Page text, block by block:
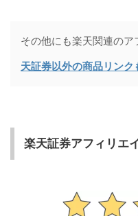
その他にも楽天関連の
天証券以外の商品リンク
楽天証券アフィリエ